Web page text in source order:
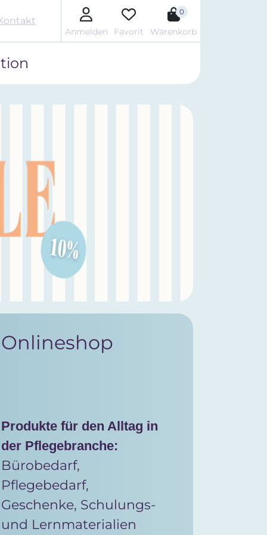
Anmelden Favorit
0
Warenkorb
Onlineshop
Produkte für den Alltag in
der Pflegebranche:
Bürobedarf,
Pflegebedarf,
Geschenke, Schulungs-
und Lernmaterialien